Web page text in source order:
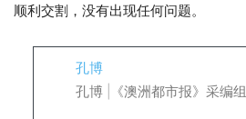
顺利交割，没有出现任何问题。
孔博
孔博 |《澳洲都市报》采编组